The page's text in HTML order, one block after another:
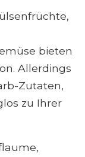
bieten
Allerdings
Zutaten,
zu Ihrer